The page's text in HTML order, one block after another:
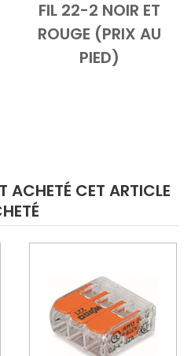
Add to Cart
Vue
FIL 22-2 NOIR ET
ROUGE (PRIX AU
PIED)
ACHETÉ CET ARTICLE